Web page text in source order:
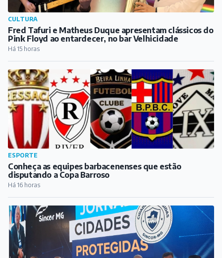
CULTURA
Fred Tafuri e Matheus Duque apresentam clássicos do
Pink Floyd ao entardecer, no bar Velhicidade
Há 15 horas
ESPORTE
Conheça as equipes barbacenenses que estão
disputando a Copa Barroso
Há 16 horas